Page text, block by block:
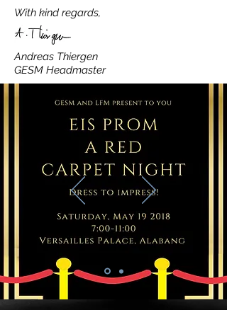
With kind regards,
Andreas Thiergen
GESM Headmaster